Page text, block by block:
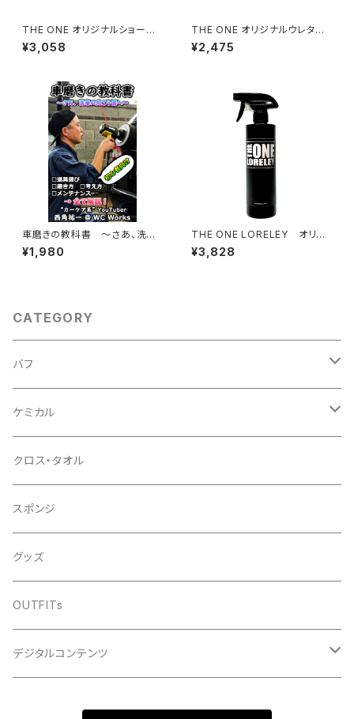
THE ONE オリジナルショート
ウールバフ175
¥3,058
THE ONE オリジナルウレタン
バフイエロー40 5枚
¥2,475
車磨きの教科書 ～さあ、洗車
の向こう側へ～
¥1,980
THE ONE LORELEY オリジ
ナルコーティング剤
¥3,828
CATEGORY
バフ
ウールバフ
３インチ
5インチ
ウレタンバフ
1インチ
3インチ
ケミカル
コンパウンド
初期～中間研磨
最終仕上げ研磨
シャンプー
中性シャンプー
撥水シャンプー
コーティング
簡易型
硬化型
クロス・タオル
スポンジ
グッズ
OUTFITs
デジタルコンテンツ